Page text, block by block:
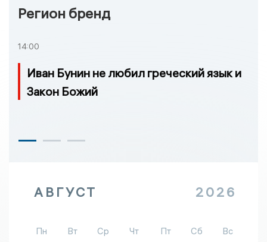
Регион бренд
14:00
Иван Бунин не любил греческий язык и
Закон Божий
АВГУСТ 2026
Пн Вт Ср Чт Пт Сб
Вс